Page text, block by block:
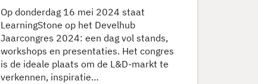
Op donderdag 16 mei 2024 staat
LearningStone op het Develhub
Jaarcongres 2024: een dag vol stands,
workshops en presentaties. Het congres
is de ideale plaats om de L&D-markt te
verkennen, inspiratie…